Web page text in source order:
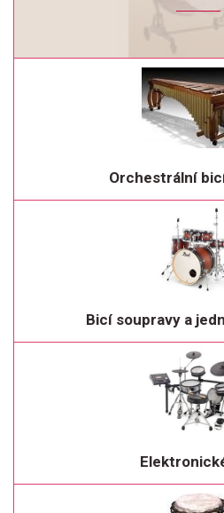
Orchestrální
Bicí soupravy a